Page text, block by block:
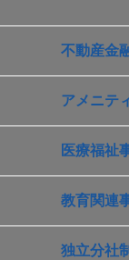
不動産金
アメニテ
医療福祉
教育関連
独立分社